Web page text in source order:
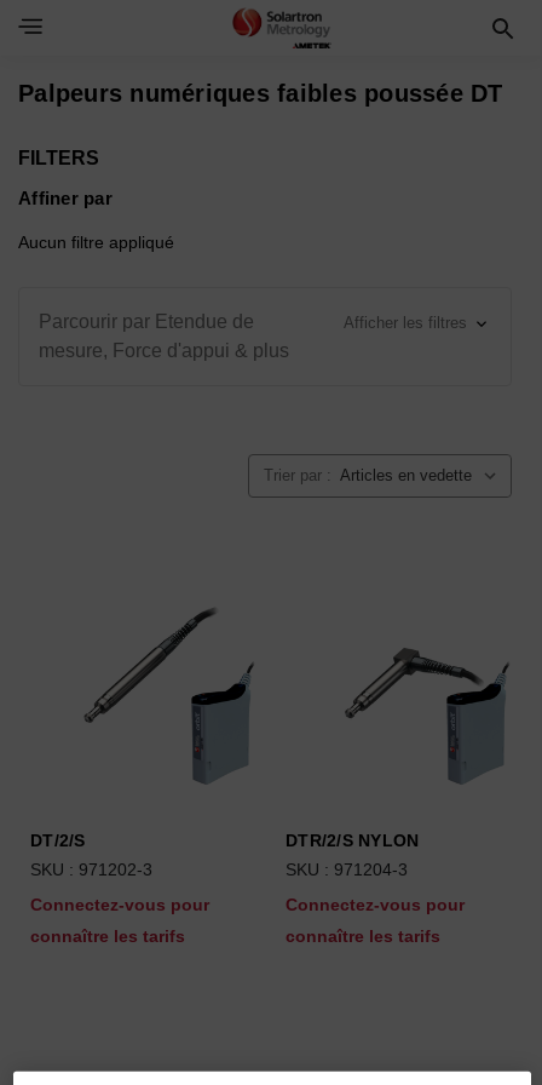
Toggle Navigation Menu
Palpeurs numériques faibles poussée DT
FILTERS
Affiner par
Aucun filtre appliqué
Parcourir par Etendue de
mesure, Force d'appui & plus
Afficher les filtres
Trier par :
DT/2/S
SKU : 971202-3
Connectez-vous pour
connaître les tarifs
DTR/2/S NYLON
SKU : 971204-3
Connectez-vous pour
connaître les tarifs